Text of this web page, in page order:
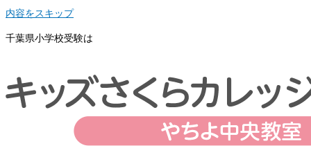
内容をスキップ
千葉県小学校受験は